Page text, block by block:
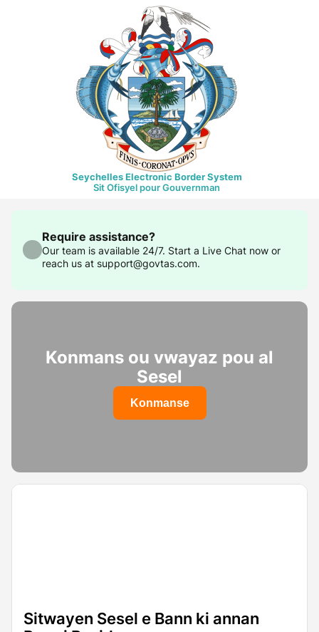
Seychelles Electronic Border System
Sit Ofisyel pour Gouvernman
Require assistance?
Our team is available 24/7. Start a Live Chat now or
reach us at support@govtas.com.
Konmans ou vwayaz pou al
Sesel
Konmanse
Sitwayen Sesel e Bann ki annan